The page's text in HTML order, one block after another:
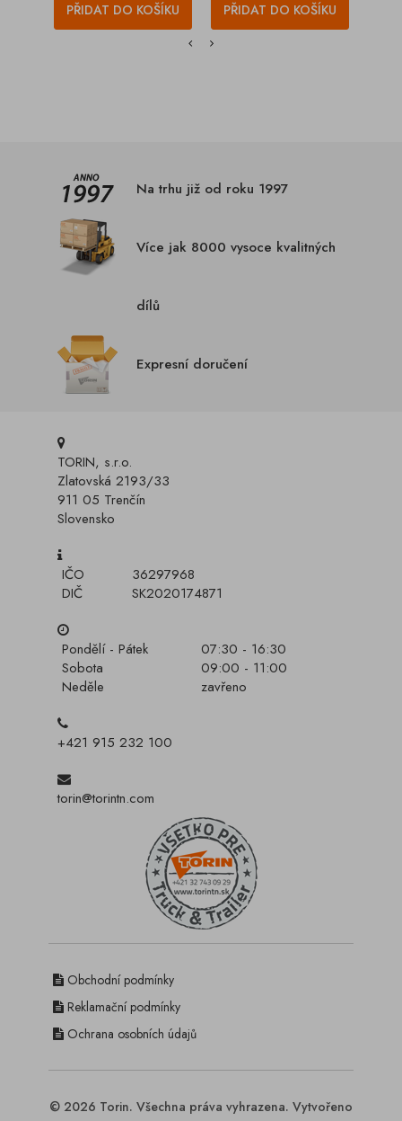
PŘIDAT DO KOŠÍKU PŘIDAT DO KOŠÍKU
Na trhu již od roku 1997
Více jak 8000 vysoce kvalitných
dílů
Expresní doručení
TORIN, s.r.o.
Zlatovská 2193/33
911 05 Trenčín
Slovensko
IČO
36297968
DIČ
SK2020174871
Pondělí - Pátek
07:30 - 16:30
Sobota
09:00 - 11:00
Neděle
zavřeno
+421 915 232 100
torin@torintn.com
Obchodní podmínky
Reklamační podmínky
Ochrana osobních údajů
© 2026 Torin. Všechna práva vyhrazena. Vytvořeno